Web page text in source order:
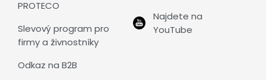
PROTECO
Slevový program pro
firmy a živnostníky
Odkaz na B2B
Najdete na
YouTube